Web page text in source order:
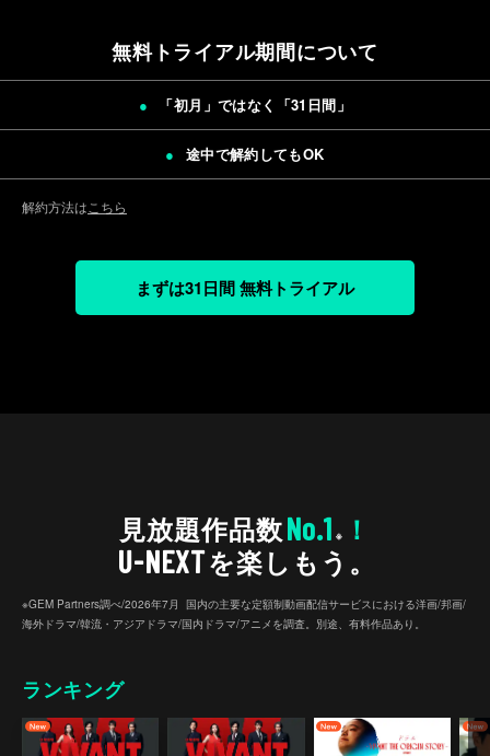
無料トライアル期間について
「初月」ではなく「31日間 」
途中で解約してもOK
解約方法は こちら
まずは31日間 無料トライアル
見放題作品数No.1 ※
！
U-NEXTを楽しもう。
※GEM Partners調べ/2026年7⽉ 国内の主要な定額制動画配信サービスにおける洋画/邦画/
海外ドラマ/韓流・アジアドラマ/国内ドラマ/アニメを調査。別途、有料作品あり。
ランキング